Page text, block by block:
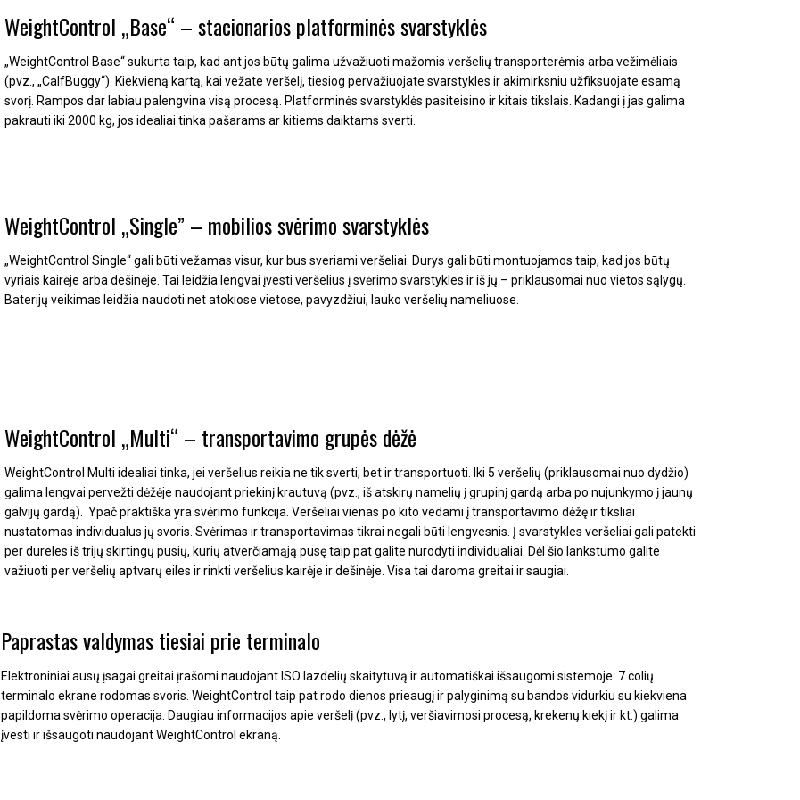
WeightControl „Base“ – stacionarios platforminės svarstyklės
„WeightControl Base“ sukurta taip, kad ant jos būtų galima užvažiuoti mažomis veršelių transporterėmis arba vežimėliais
(pvz., „CalfBuggy“). Kiekvieną kartą, kai vežate veršelį, tiesiog pervažiuojate svarstykles ir akimirksniu užfiksuojate esamą
svorį. Rampos dar labiau palengvina visą procesą. Platforminės svarstyklės pasiteisino ir kitais tikslais. Kadangi į jas galima
pakrauti iki 2000 kg, jos idealiai tinka pašarams ar kitiems daiktams sverti.
WeightControl „Single” – mobilios svėrimo svarstyklės
„WeightControl Single“ gali būti vežamas visur, kur bus sveriami veršeliai. Durys gali būti montuojamos taip, kad jos būtų
vyriais kairėje arba dešinėje. Tai leidžia lengvai įvesti veršelius į svėrimo svarstykles ir iš jų – priklausomai nuo vietos sąlygų.
Baterijų veikimas leidžia naudoti net atokiose vietose, pavyzdžiui, lauko veršelių nameliuose.
WeightControl „Multi“ – transportavimo grupės dėžė
WeightControl Multi idealiai tinka, jei veršelius reikia ne tik sverti, bet ir transportuoti.
Iki 5 veršelių (priklausomai nuo dydžio)
galima lengvai pervežti dėžėje naudojant priekinį krautuvą (pvz., iš atskirų namelių į grupinį gardą arba po nujunkymo į jaunų
galvijų gardą).
Ypač praktiška yra svėrimo funkcija. Veršeliai vienas po kito vedami į transportavimo dėžę ir tiksliai
nustatomas individualus jų svoris. Svėrimas ir transportavimas tikrai negali būti lengvesnis. Į svarstykles veršeliai gali patekti
per dureles iš trijų skirtingų pusių, kurių atverčiamąją pusę taip pat galite nurodyti individualiai. Dėl šio lankstumo galite
važiuoti per veršelių aptvarų eiles ir rinkti veršelius kairėje ir dešinėje. Visa tai daroma greitai ir saugiai.
Paprastas valdymas tiesiai prie terminalo
Elektroniniai ausų įsagai greitai įrašomi naudojant ISO lazdelių skaitytuvą ir automatiškai išsaugomi sistemoje. 7 colių
terminalo ekrane rodomas svoris. WeightControl taip pat rodo dienos prieaugį ir palyginimą su bandos vidurkiu su kiekviena
papildoma svėrimo operacija. Daugiau informacijos apie veršelį (pvz., lytį, veršiavimosi procesą, krekenų kiekį ir kt.) galima
įvesti ir išsaugoti naudojant WeightControl ekraną.